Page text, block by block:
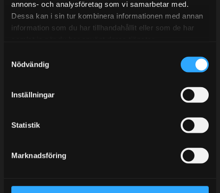
annons- och analysföretag som vi samarbetar med.
Dessa kan i sin tur kombinera informationen med annan
information som du har tillhandahållit eller som de har
Nödvändig
Inställningar
Statistik
Marknadsföring
KUNSKAPSCENTER
KUNDTJÄNST